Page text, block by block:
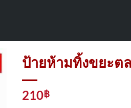
ป้ายห้ามทิ้งขยะต
210฿